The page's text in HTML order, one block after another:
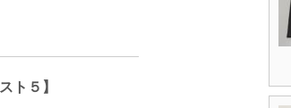
ト５】